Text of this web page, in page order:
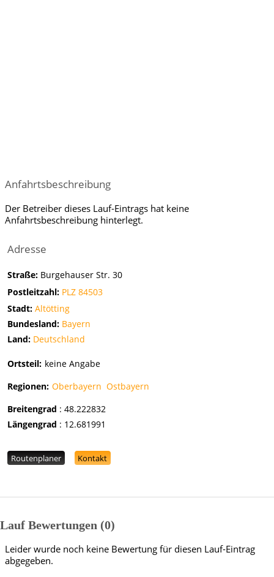
Anfahrtsbeschreibung
Der Betreiber dieses Lauf-Eintrags hat keine
Anfahrtsbeschreibung hinterlegt.
Adresse
Straße: Burgehauser Str. 30
Postleitzahl: PLZ 84503
Stadt: Altötting
Bundesland: Bayern
Land: Deutschland
Ortsteil: keine Angabe
Regionen: Oberbayern Ostbayern
Breitengrad : 48.222832
Längengrad : 12.681991
Routenplaner Kontakt
Lauf Bewertungen 0
Leider wurde noch keine Bewertung für diesen Lauf-Eintrag
abgegeben.